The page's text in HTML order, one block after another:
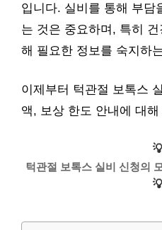
입니다. 실비를 통해 부담
는 것은 중요하며, 특히
해 필요한 정보를 숙지하
이제부터 턱관절 보톡스
액, 보상 한도 안내에 대
턱관절 보톡스 실비 신청의